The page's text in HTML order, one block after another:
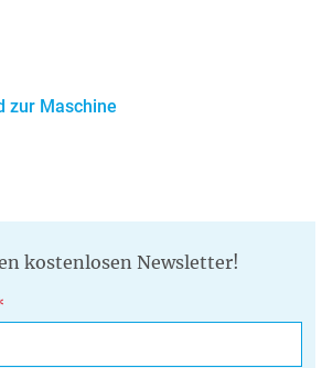
zur Maschine
kostenlosen Newsletter!